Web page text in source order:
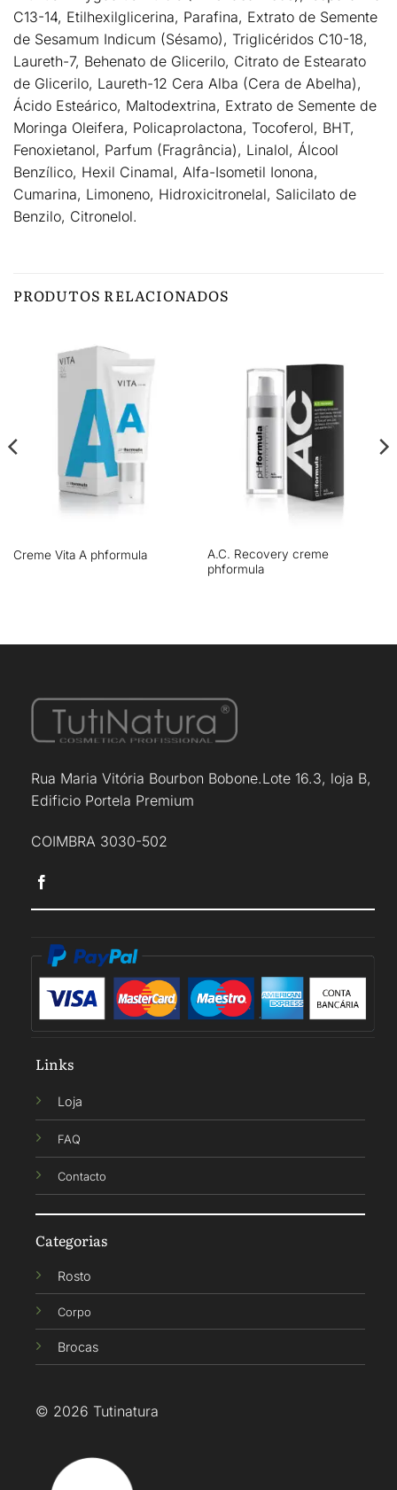
C13-14, Etilhexilglicerina, Parafina, Extrato de Semente
de Sesamum Indicum (Sésamo), Triglicéridos C10-18,
Laureth-7, Behenato de Glicerilo, Citrato de Estearato
de Glicerilo, Laureth-12 Cera Alba (Cera de Abelha),
Ácido Esteárico, Maltodextrina, Extrato de Semente de
Moringa Oleifera, Policaprolactona, Tocoferol, BHT,
Fenoxietanol, Parfum (Fragrância), Linalol, Álcool
Benzílico, Hexil Cinamal, Alfa-Isometil Ionona,
Cumarina, Limoneno, Hidroxicitronelal, Salicilato de
Benzilo, Citronelol.
PRODUTOS RELACIONADOS
Creme Vita A phformula
A.C. Recovery creme
phformula
Rua Maria Vitória Bourbon Bobone.Lote 16.3, loja B,
Edificio Portela Premium
COIMBRA 3030-502
Links
Loja
FAQ
Contacto
Categorias
Rosto
Corpo
Brocas
© 2026 Tutinatura